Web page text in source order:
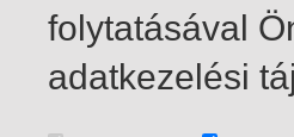
1-2 / összesen 2 találat
folytatásával
adatkezelési